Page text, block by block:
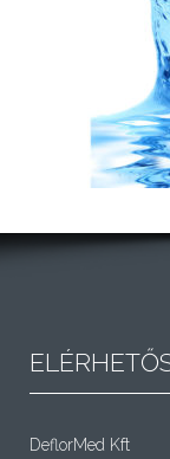
DeflorMed Kft